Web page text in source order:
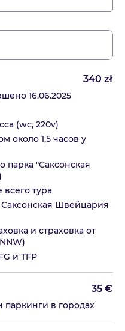
340 zł
16.06.2025
(wc, 220v)
около 1,5 часов у
парка "Саксонская
тура
Саксонская Швейцария
и страховка от
и TFP
35 €
паркинги в городах